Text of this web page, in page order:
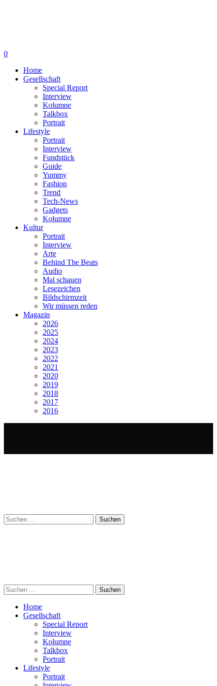
0
Home
Gesellschaft
Special Report
Interview
Kolumne
Talkbox
Portrait
Lifestyle
Portrait
Interview
Fundstück
Guide
Yummy
Fashion
Trend
Tech-News
Gadgets
Kolumne
Kultur
Portrait
Interview
Arte
Behind The Beats
Audio
Mal schauen
Lesezeichen
Bildschirmzeit
Wir müssen reden
Magazin
2026
2025
2024
2023
2022
2021
2020
2019
2018
2017
2016
Suchen
nach:
Suchen
nach:
Home
Gesellschaft
Special Report
Interview
Kolumne
Talkbox
Portrait
Lifestyle
Portrait